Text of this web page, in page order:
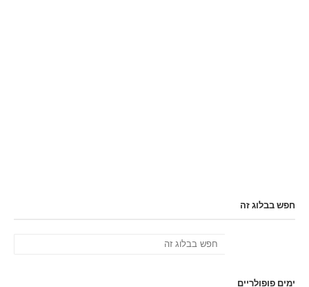
חפש בבלוג זה
ימים פופולריים